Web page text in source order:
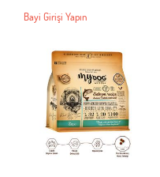
Bayi Girişi Yapın